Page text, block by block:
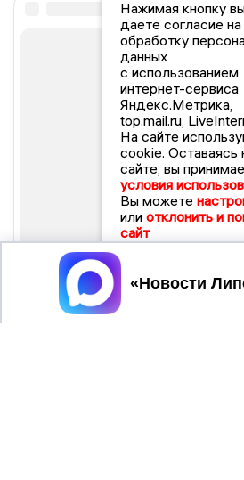
Нажимая кнопку
даете согласие на
обработку
данных
с использованием
интернет-сервиса
Яндекс.Метрика,
top.mail.ru,
На сайте
cookie. Оставаясь
сайте, вы
условия
Вы можете
или отклонить и
сайт
Принять